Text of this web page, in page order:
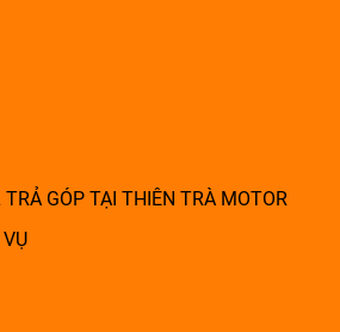
GÓP TẠI THIÊN TRÀ MOTOR